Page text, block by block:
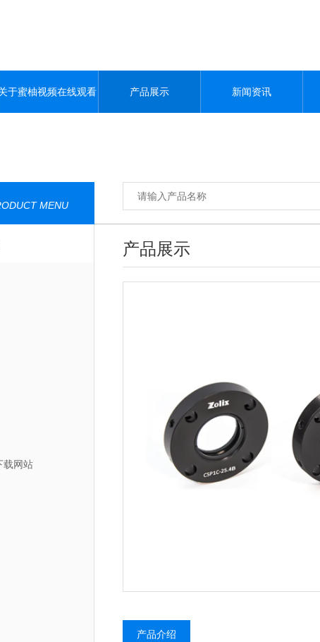
于蜜柚视频在线观看 产品展示 新闻资讯
MENU
载网站
产品展示
产品介绍